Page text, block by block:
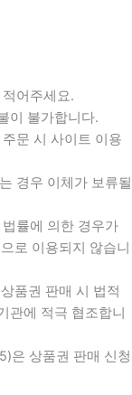
어주세요.
이 불가합니다.
문 시 사이트 이용
경우 이체가 보류될
률에 의한 경우가
로 이용되지 않습니
품권 판매 시 법적
관에 적극 협조합니
은 상품권 판매 신청